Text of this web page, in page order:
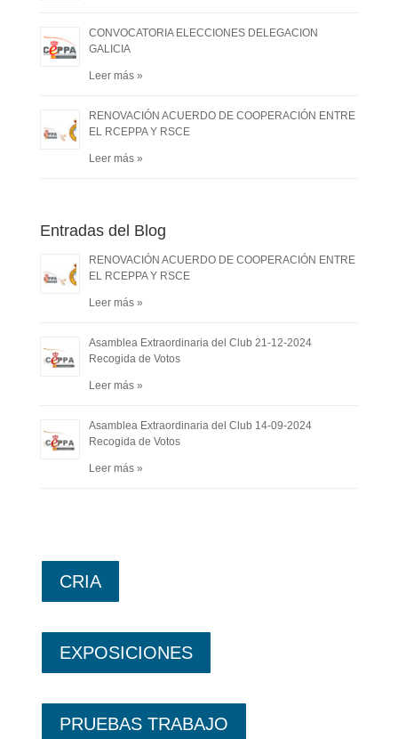
CONVOCATORIA ELECCIONES DELEGACION
GALICIA
Leer más »
RENOVACIÓN ACUERDO DE COOPERACIÓN ENTRE
EL RCEPPA Y RSCE
Leer más »
Entradas del Blog
RENOVACIÓN ACUERDO DE COOPERACIÓN ENTRE
EL RCEPPA Y RSCE
Leer más »
Asamblea Extraordinaria del Club 21-12-2024
Recogida de Votos
Leer más »
Asamblea Extraordinaria del Club 14-09-2024
Recogida de Votos
Leer más »
CRIA
EXPOSICIONES
PRUEBAS TRABAJO